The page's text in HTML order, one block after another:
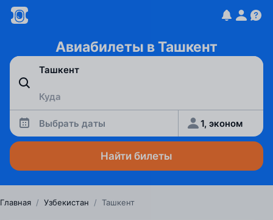
Авиабилеты в Ташкент
Выбрать даты 1, эконом
Найти билеты
Главная / Узбекистан / Ташкент